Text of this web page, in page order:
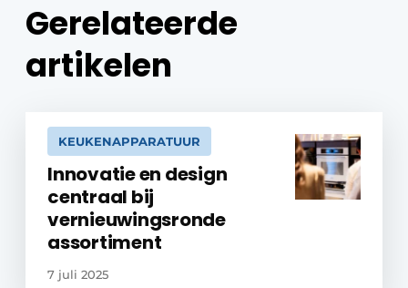
Gerelateerde
artikelen
KEUKENAPPARATUUR
Innovatie en design
centraal bij
vernieuwingsronde
assortiment
7 juli 2025